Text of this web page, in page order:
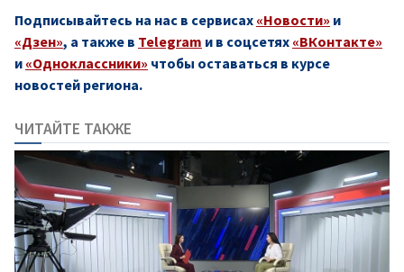
Подписывайтесь на нас в сервисах «Новости» и
«Дзен», а также в Telegram и в соцсетях «ВКонтакте»
и «Одноклассники» чтобы оставаться в курсе
новостей региона.
ЧИТАЙТЕ ТАКЖЕ